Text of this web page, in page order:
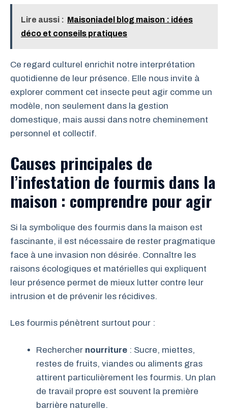
Lire aussi : Maisoniadel blog maison : idées
déco et conseils pratiques
Ce regard culturel enrichit notre interprétation
quotidienne de leur présence. Elle nous invite à
explorer comment cet insecte peut agir comme un
modèle, non seulement dans la gestion
domestique, mais aussi dans notre cheminement
personnel et collectif.
Causes principales de
l’infestation de fourmis dans la
maison : comprendre pour agir
Si la symbolique des fourmis dans la maison est
fascinante, il est nécessaire de rester pragmatique
face à une invasion non désirée. Connaître les
raisons écologiques et matérielles qui expliquent
leur présence permet de mieux lutter contre leur
intrusion et de prévenir les récidives.
Les fourmis pénètrent surtout pour :
Rechercher nourriture : Sucre, miettes,
restes de fruits, viandes ou aliments gras
attirent particulièrement les fourmis. Un plan
de travail propre est souvent la première
barrière naturelle.